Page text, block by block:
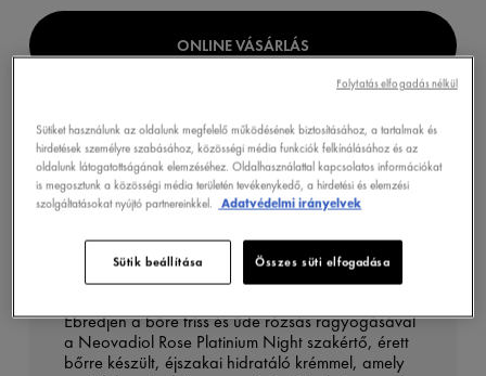
ONLINE VÁSÁRLÁS
GYÓGYSZERTÁRKERESŐ
TERMÉKLEÍRÁS
Ébredjen a bőre friss és üde rózsás ragyogásával
a Neovadiol Rose Platinium Night szakértő, érett
bőrre készült, éjszakai hidratáló krémmel, amely
Sütiket használunk az oldalunk megfelelő működésének biztosításához, a tartalmak és
hirdetések személyre szabásához, közösségi média funkciók felkínálásához és az
oldalunk látogatottságának elemzéséhez. Oldalhasználattal kapcsolatos információkat
is megosztunk a közösségi média területén tevékenykedő, a hirdetési és elemzési
szolgáltatásokat nyújtó partnereinkkel.
Adatvédelmi irányelvek
Sütik beállítása Összes süti elfogadása
Folytatás elfogadás nélkül